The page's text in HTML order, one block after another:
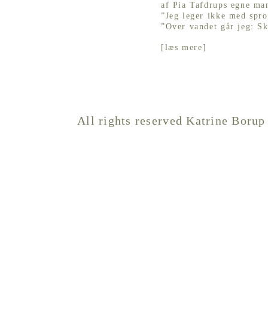
af Pia Tafdrups egne
”Jeg leger ikke med
”Over vandet går jeg:
[ læs mere]
All rights reserved Katrine Borup